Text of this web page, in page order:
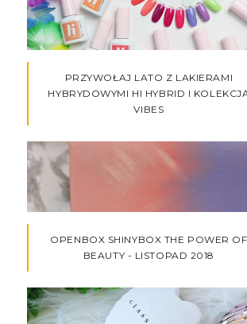
PRZYWOŁAJ LATO Z LAKIERAMI
HYBRYDOWYMI HI HYBRID I
VIBES
OPENBOX SHINYBOX THE POWER OF
BEAUTY - LISTOPAD 2018